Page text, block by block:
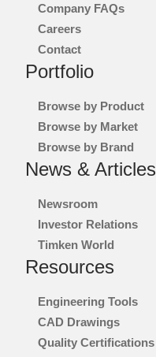
Company FAQs
Careers
Contact
Portfolio
Browse by Product
Browse by Market
Browse by Brand
News & Articles
Newsroom
Investor Relations
Timken World
Resources
Engineering Tools
CAD Drawings
Quality Certifications